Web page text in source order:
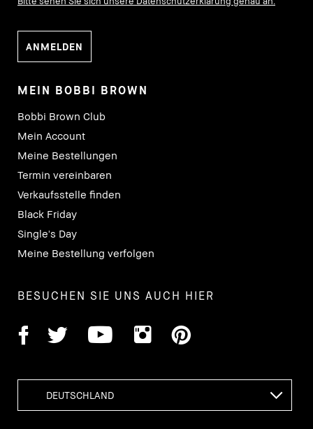
MEIN BOBBI BROWN
Bobbi Brown Club
Mein Account
Meine Bestellungen
Termin vereinbaren
Verkaufsstelle finden
Black Friday
Single's Day
Meine Bestellung verfolgen
BESUCHEN SIE UNS AUCH HIER